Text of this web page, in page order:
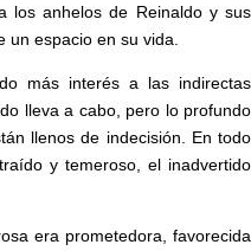
los anhelos de Reinaldo y sus
un espacio en su vida.
más interés a las indirectas
lleva a cabo, pero lo profundo
llenos de indecisión. En todo
y temeroso, el inadvertido
era prometedora, favorecida